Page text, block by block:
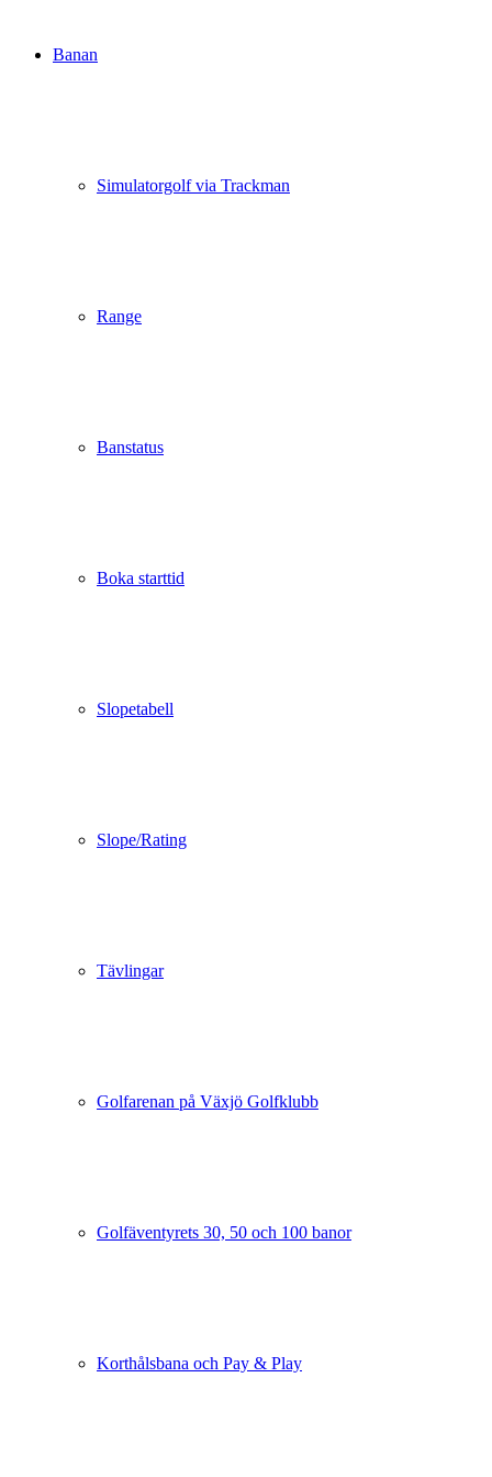
Banan
Simulatorgolf via Trackman
Range
Banstatus
Boka starttid
Slopetabell
Slope/Rating
Tävlingar
Golfarenan på Växjö Golfklubb
Golfäventyrets 30, 50 och 100 banor
Korthålsbana och Pay & Play